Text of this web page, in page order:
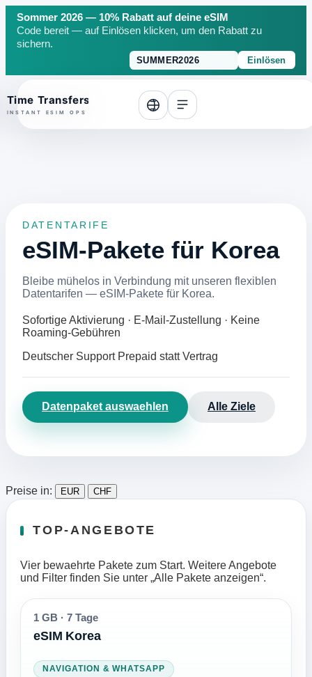
Sommer 2026 — 10% Rabatt auf deine eSIM
Code bereit — auf Einlösen klicken, um den Rabatt zu
sichern.
Einlösen
top
DATENTARIFE
eSIM-Pakete für Korea
Bleibe mühelos in Verbindung mit unseren flexiblen
Datentarifen — eSIM-Pakete für Korea.
Sofortige Aktivierung · E-Mail-Zustellung · Keine
Roaming-Gebühren
Deutscher Support Prepaid statt Vertrag
Datenpaket auswaehlen Alle Ziele
Preise in: EUR CHF
TOP-ANGEBOTE
Vier bewaehrte Pakete zum Start. Weitere Angebote
und Filter finden Sie unter „Alle Pakete anzeigen“.
1 GB · 7 Tage
eSIM Korea
NAVIGATION & WHATSAPP